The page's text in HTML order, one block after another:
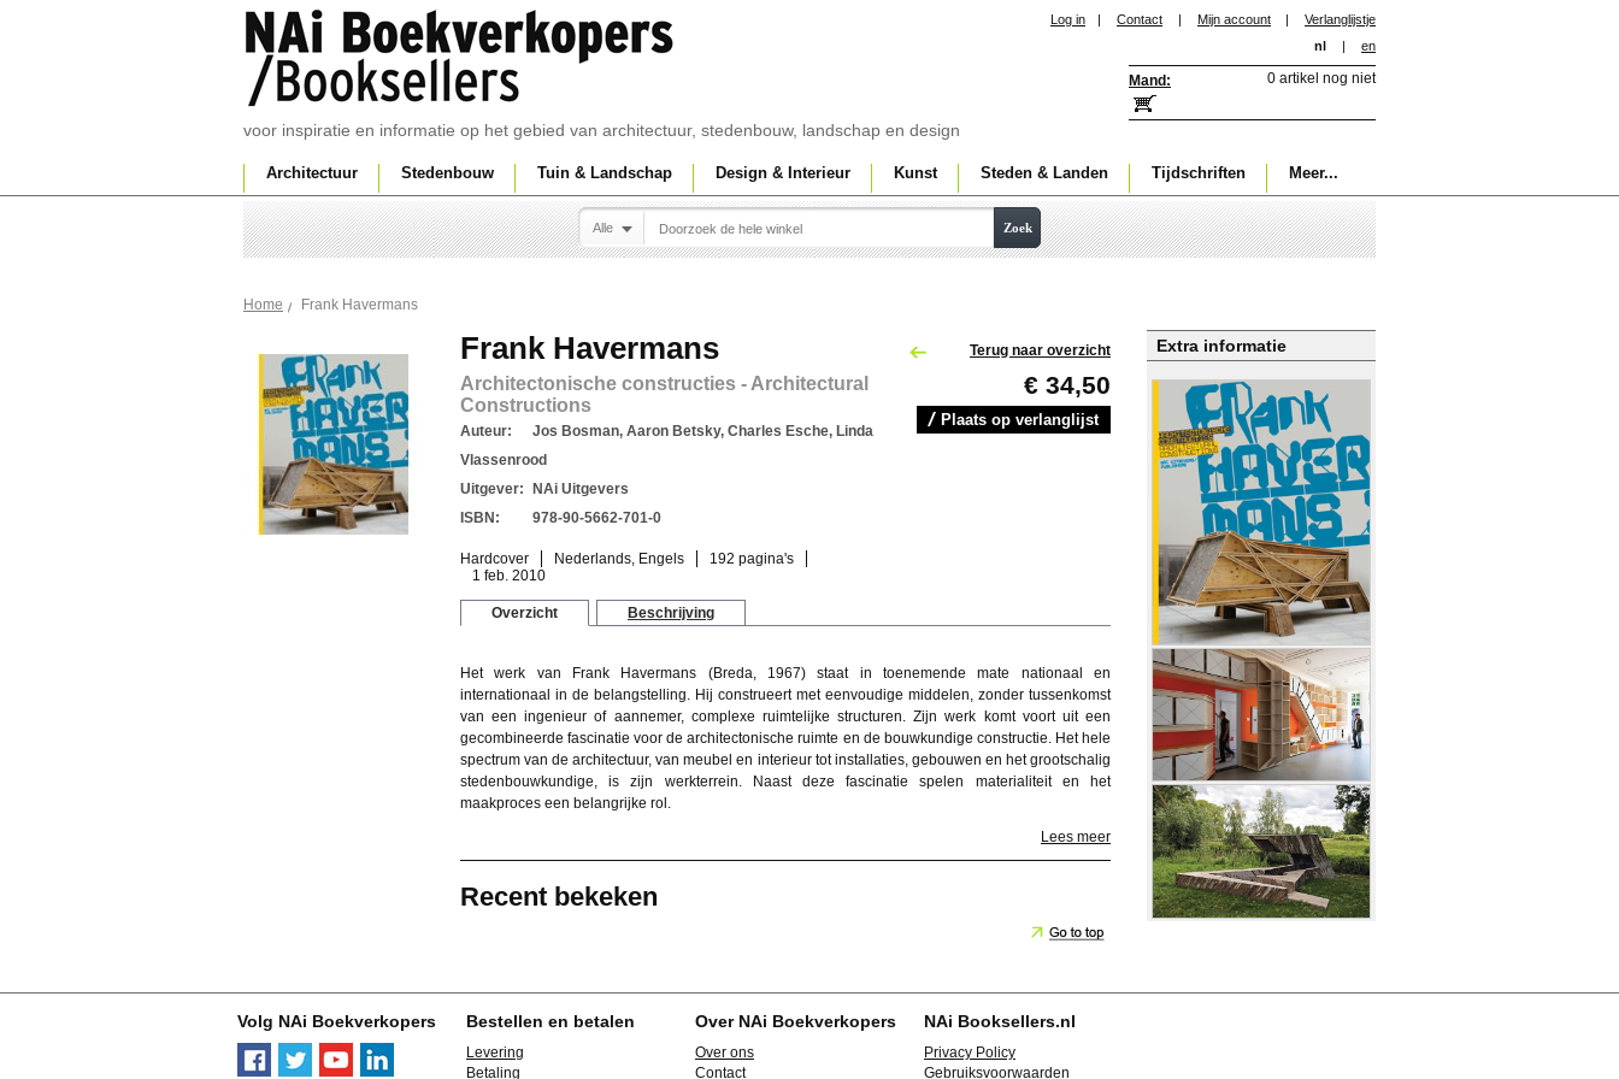
voor inspiratie en informatie op het gebied van architectuur, stedenbouw, landschap en design
Log in | Contact | Mijn account |
Verlanglijstje
nl
| en
Mand: 0 artikel nog niet
Architectuur Stedenbouw Tuin & Landschap Design & Interieur Kunst Steden & Landen Tijdschriften Meer...
Alle Zoek
Home Frank Havermans
Extra informatie
Terug naar overzicht
€ 34,50
Plaats op verlanglijst
Frank Havermans
Architectonische constructies - Architectural
Constructions
Auteur:
Jos Bosman, Aaron Betsky, Charles Esche, Linda
Vlassenrood
Uitgever:
NAi Uitgevers
ISBN:
978-90-5662-701-0
Hardcover Nederlands, Engels
192 pagina's
1 feb. 2010
Overzicht Beschrijving
Het werk van Frank Havermans (Breda, 1967) staat in toenemende mate nationaal en
internationaal in de belangstelling. Hij construeert met eenvoudige middelen, zonder tussenkomst
van een ingenieur of aannemer, complexe ruimtelijke structuren. Zijn werk komt voort uit een
gecombineerde fascinatie voor de architectonische ruimte en de bouwkundige constructie. Het hele
spectrum van de architectuur, van meubel en interieur tot installaties, gebouwen en het grootschalig
stedenbouwkundige, is zijn werkterrein. Naast deze fascinatie spelen materialiteit en het
maakproces een belangrijke rol.
Lees meer
Recent bekeken
Volg NAi Boekverkopers Bestellen en betalen
Levering
Betaling
Over NAi Boekverkopers
Over ons
Contact
NAi Booksellers.nl
Privacy Policy
Gebruiksvoorwaarden